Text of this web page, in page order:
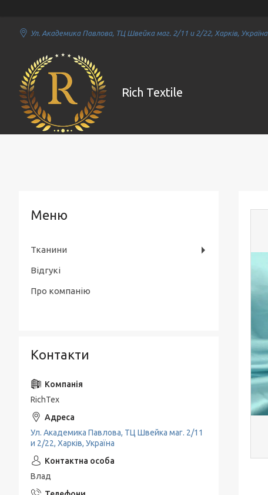
Ул. Академика Павлова, ТЦ Швейка маг. 2/11 и 2/22, Харків, Україна
Rich Textile
Тканини
Відгукі
Про компанію
Контакти
RichTex
Ул. Академика Павлова, ТЦ Швейка маг. 2/11
и 2/22, Харків, Україна
Влад